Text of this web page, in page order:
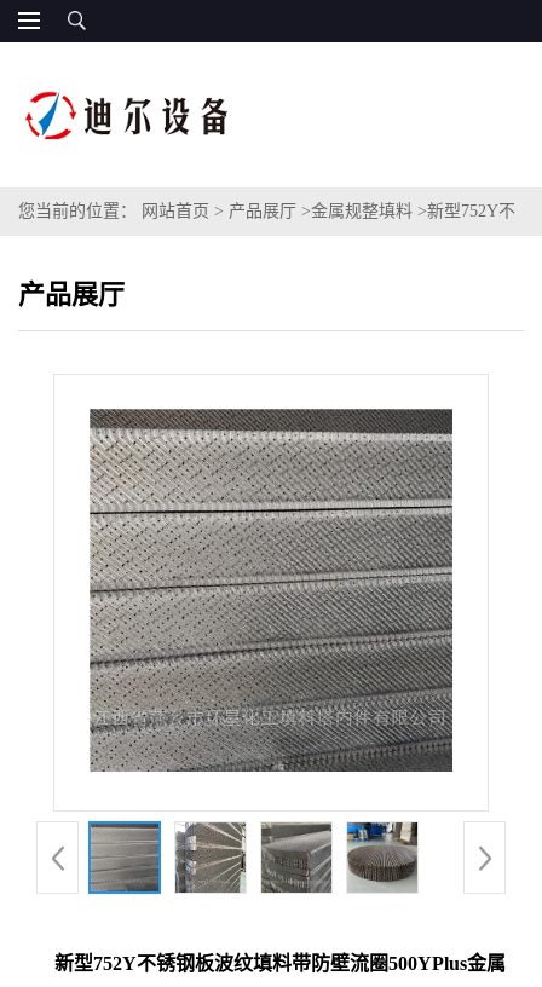
您当前的位置： 网站首页 > 产品展厅 >金属规整填料 >新型752Y不
产品展厅
新型752Y不锈钢板波纹填料带防壁流圈500YPlus金属